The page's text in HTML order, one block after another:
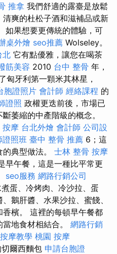
推拿 我們舒適的露臺是放鬆
爽的杜松子酒和滋補品或新
如果想要更傳統的體驗，可
桌外燴 seo推薦 Wolseley。
北 它有點優雅，讓您在喝茶
筋美容 2010 台中 整骨 年，
匈牙利第一顆米其林星，
胞證照片 會計師 經絡課程 的
證照 政權更迭前後，市場已
萎縮的中產階級的概念。
按摩 台北外燴 會計師 公司設
證照班 臺中 整骨 推薦 6；這
典型做法。 士林 整骨 按摩
早午餐，這是一種比平常更
seo服務 網路行銷公司
蛋、冷烤肉、冷沙拉、蛋
鵝肝醬、水果沙拉、蜜餞、
檳。 這裡的每頓早午餐都
地食材相結合。 網路行銷
按摩教學 桃園 按摩
爾西麵包 申請台胞證